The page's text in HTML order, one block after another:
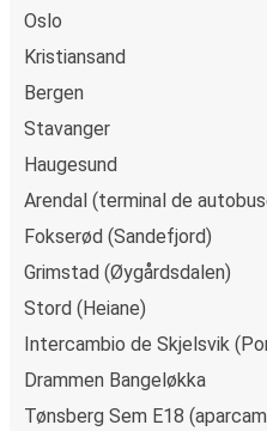
Oslo
Kristiansand
Bergen
Stavanger
Haugesund
Arendal (terminal de
Fokserød (Sandefjord)
Grimstad (Øygårdsdalen)
Stord (Heiane)
Intercambio de Skjelsvik
Drammen Bangeløkka
Tønsberg Sem E18